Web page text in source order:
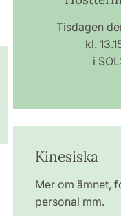
Tisdagen
kl.
i
Kinesiska
Mer om ämnet,
personal mm.